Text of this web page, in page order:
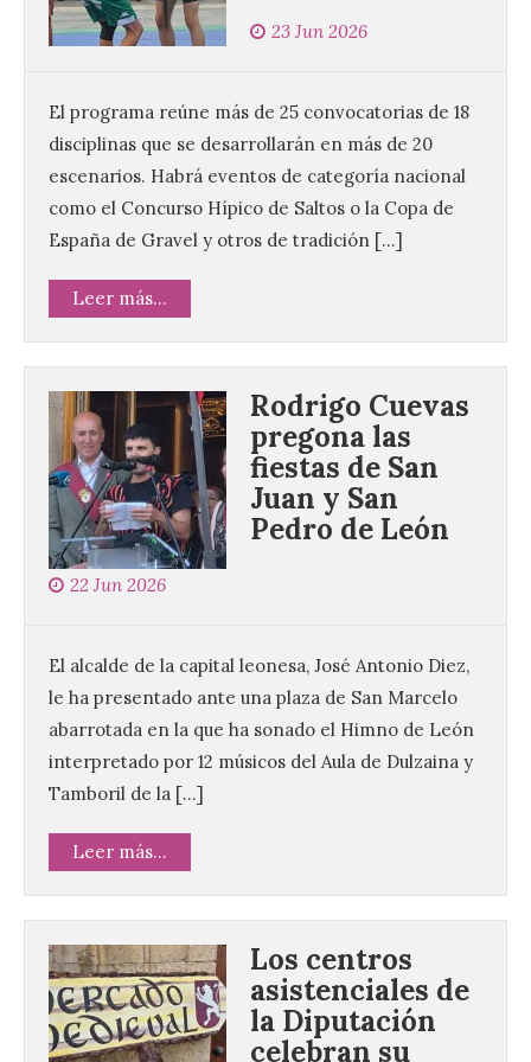
23 Jun 2026
El programa reúne más de 25 convocatorias de 18
disciplinas que se desarrollarán en más de 20
escenarios. Habrá eventos de categoría nacional
como el Concurso Hípico de Saltos o la Copa de
España de Gravel y otros de tradición […]
Leer más...
Rodrigo Cuevas
pregona las
fiestas de San
Juan y San
Pedro de León
22 Jun 2026
El alcalde de la capital leonesa, José Antonio Diez,
le ha presentado ante una plaza de San Marcelo
abarrotada en la que ha sonado el Himno de León
interpretado por 12 músicos del Aula de Dulzaina y
Tamboril de la […]
Leer más...
Los centros
asistenciales de
la Diputación
celebran su